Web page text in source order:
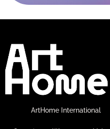
ArtHome International